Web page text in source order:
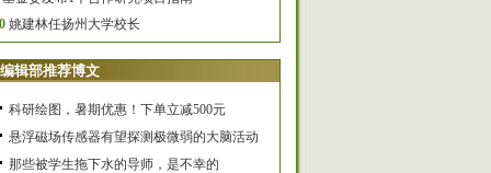
姚建林任扬州大学校长
编辑部推荐博文
科研绘图，暑期优惠！下单立减500元
悬浮磁场传感器有望探测极微弱的大脑活动
那些被学生拖下水的导师，是不幸的